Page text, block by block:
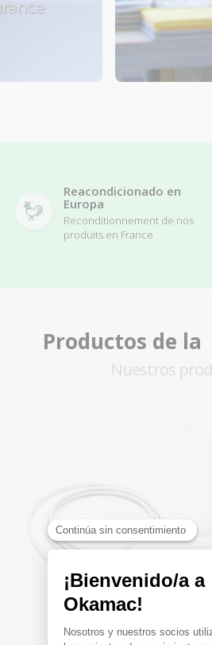
Reacondicionado en
Europa
Reconditionnement de nos
produits en France
Productos de la
Nuestros